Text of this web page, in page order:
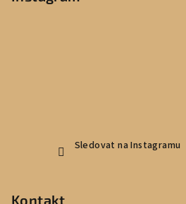
Sledovat na Instagramu
Kontakt